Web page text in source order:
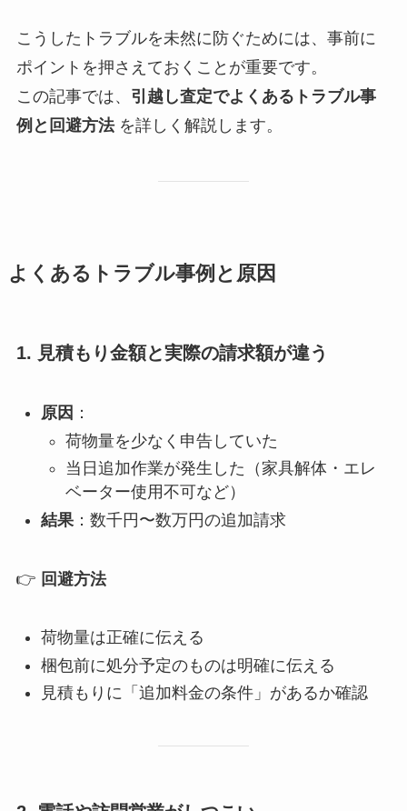
こうしたトラブルを未然に防ぐためには、事前に
ポイントを押さえておくことが重要です。
この記事では、 引越し査定でよくあるトラブル事
例と回避方法を詳しく解説します。
よくあるトラブル事例と原因
1. 見積もり金額と実際の請求額が違う
原因 ：
荷物量を少なく申告していた
当日追加作業が発生した（家具解体・エレ
ベーター使用不可など）
結果：数千円〜数万円の追加請求
👉 回避方法
荷物量は正確に伝える
梱包前に処分予定のものは明確に伝える
見積もりに「追加料金の条件」があるか確認